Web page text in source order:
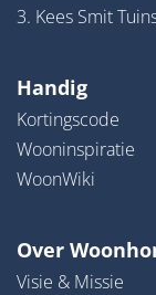
3. Kees Smit
Handig
Kortingscode
Wooninspiratie
WoonWiki
Over
Visie & Missie